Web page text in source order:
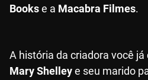
Bookse a Macabra Filmes.
A história da criadora você já
Mary Shelleye seu marido